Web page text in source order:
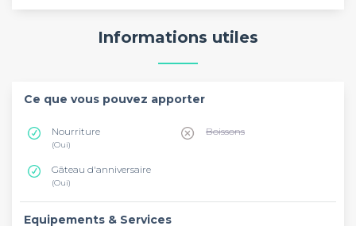
Informations utiles
Ce que vous pouvez apporter
Nourriture
(Oui)
Boissons
Gâteau d'anniversaire
(Oui)
Equipements & Services